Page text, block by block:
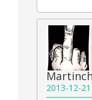
2013-12-